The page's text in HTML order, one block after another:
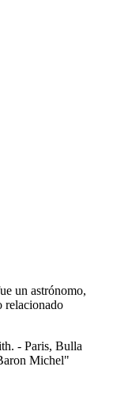
un astrónomo,
relacionado
- Paris, Bulla
Michel"